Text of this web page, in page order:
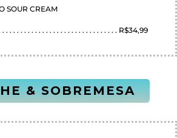
SOUR CREAM
. . . . . . . . . . . . . . . . . . . . . . . . . . . . . . . . R$34,99
& SOBREMESA